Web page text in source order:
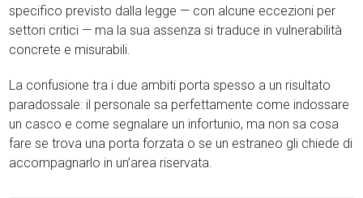
specifico previsto dalla legge — con alcune eccezioni per
settori critici — ma la sua assenza si traduce in vulnerabilità
concrete e misurabili.
La confusione tra i due ambiti porta spesso a un risultato
paradossale: il personale sa perfettamente come indossare
un casco e come segnalare un infortunio, ma non sa cosa
fare se trova una porta forzata o se un estraneo gli chiede di
accompagnarlo in un’area riservata.